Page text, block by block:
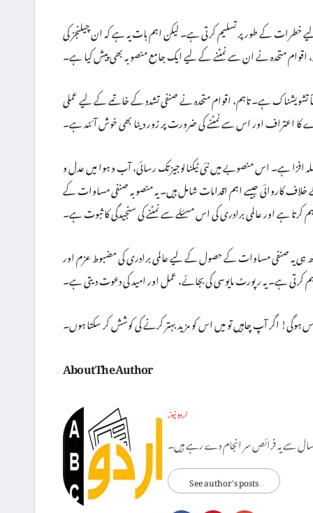
لیے خطرات کے طور پر تسلیم کرتی ہے۔ لیکن اہم بات یہ ہے کہ ان چیلنجز کی
اقوام متحدہ نے ان سے نمٹنے کے لیے ایک جامع منصوبہ بھی پیش کیا ہے۔
تشویشناک ہے۔ تاہم، اقوام متحدہ نے صنفی تشدد کے خاتمے کے لیے عملی
کا اعتراف اور اس سے نمٹنے کی ضرورت پر زور دینا بھی خوش آئند ہے۔
ہے۔ اس منصوبے میں نئی ٹیکنالوجیز تک رسائی، آب و ہوا میں عدل و
خلاف کاروائی جیسے اہم اقدامات شامل ہیں۔ یہ منصوبہ صنفی مساوات کے
ہے اور عالمی برادری کی اس مسئلے سے نمٹنے کی سنجیدگی کا ثبوت ہے۔
ساتھ ہی یہ صنفی مساوات کے حصول کے لیے عالمی برادری کی مضبوط عزم اور
کرتی ہے۔ یہ رپورٹ مایوسی کی بجائے، عمل اور امید کی دعوت دیتی ہے۔
ہوگی! اگر آپ چاہیں تو میں اس کو مزید بہتر کرنے کی کوشش کر سکتا ہوں۔
About The Author
اردو نیوز
See author's posts